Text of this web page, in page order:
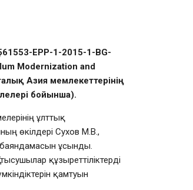
EPP-1-2015-1-BG-
Modernization and
Азия мемлекеттерінің
бойынша).
ұлттық
өкілдері Сухов М.В.,
баяндамасын ұсынды.
құзыреттіліктерді
қамтуын